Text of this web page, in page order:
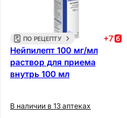
ПО РЕЦЕПТУ +7
Нейпилепт 100 мг/мл
раствор для приема
внутрь 100 мл
В наличии в 13 аптеках